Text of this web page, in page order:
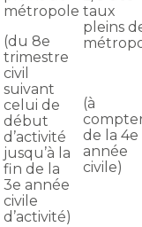
métropole
(du 8e
trimestre
civil
suivant
celui de
début
d’activité
jusqu’à la
fin de la
3e année
civile
d’activité)
taux
pleins
(à
de la 4e
année
civile)